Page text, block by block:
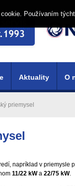
priemysel
napríklad v
11/22 kWa 22/75 kW.
Aktuality O
Používaním